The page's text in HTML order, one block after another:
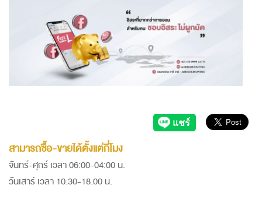
สามารถซื้อ-ขายได้ตั้งแต่กี่โมง
จันทร์-ศุกร์ เวลา 06:00-04:00 น.
วันเสาร์ เวลา 10.30-18.00 น.